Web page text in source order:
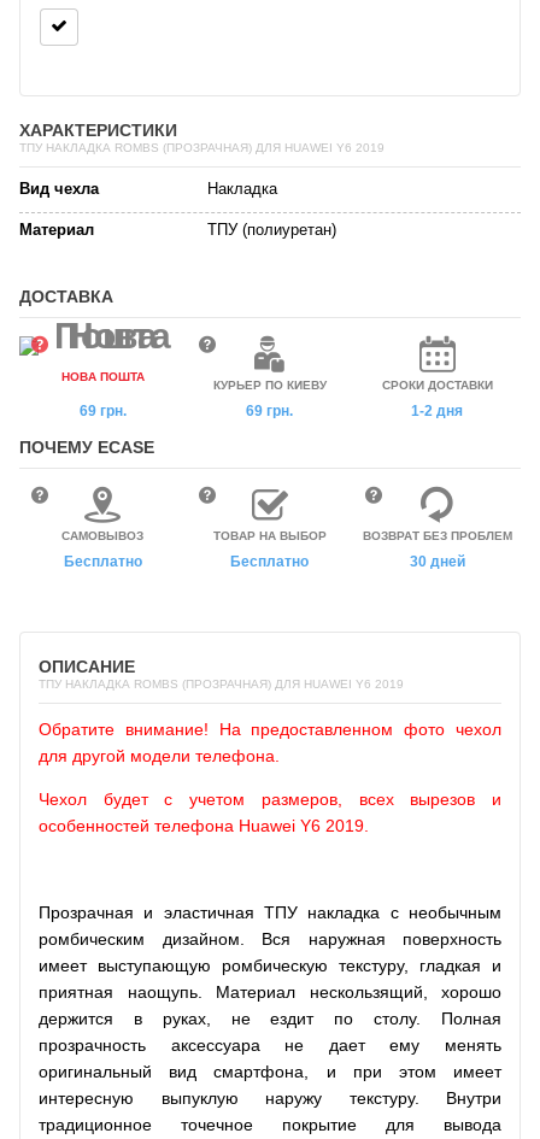
ХАРАКТЕРИСТИКИ
ТПУ НАКЛАДКА ROMBS (ПРОЗРАЧНАЯ) ДЛЯ HUAWEI Y6 2019
Вид чехла Накладка
Материал ТПУ (полиуретан)
ДОСТАВКА
НОВА ПОШТА
69 грн.
КУРЬЕР ПО КИЕВУ
69 грн.
СРОКИ ДОСТАВКИ
1-2 дня
ПОЧЕМУ ECASE
САМОВЫВОЗ
Бесплатно
ТОВАР НА ВЫБОР
Бесплатно
ВОЗВРАТ БЕЗ ПРОБЛЕМ
30 дней
ОПИСАНИЕ
ТПУ НАКЛАДКА ROMBS (ПРОЗРАЧНАЯ) ДЛЯ HUAWEI Y6 2019
Обратите внимание! На предоставленном фото чехол
для другой модели телефона.
Чехол будет с учетом размеров, всех вырезов и
особенностей телефона Huawei Y6 2019.
Прозрачная и эластичная ТПУ накладка с необычным
ромбическим дизайном. Вся наружная поверхность
имеет выступающую ромбическую текстуру, гладкая и
приятная наощупь. Материал нескользящий, хорошо
держится в руках, не ездит по столу. Полная
прозрачность аксессуара не дает ему менять
оригинальный вид смартфона, и при этом имеет
интересную выпуклую наружу текстуру. Внутри
традиционное точечное покрытие для вывода